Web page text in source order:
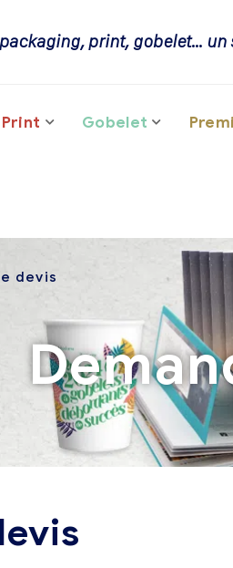
print, gobelet… un
Print Gobelet
devis